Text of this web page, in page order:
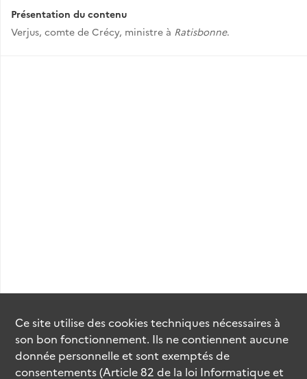
Présentation du contenu
Verjus, comte de Crécy, ministre à Ratisbonne.
Ce site utilise descookiestechniques nécessaires à
son bon fonctionnement. Ils ne contiennent aucune
donnée personnelle et sont exemptés de
consentements (Article 82 de la loi Informatique et